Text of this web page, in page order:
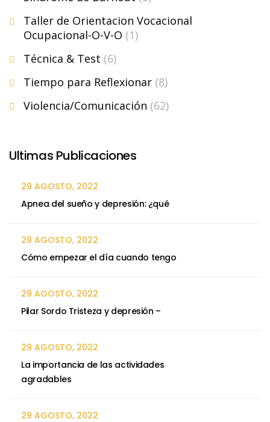
Taller de Orientacion Vocacional
Ocupacional-O-V-O (1)
Técnica & Test (6)
Tiempo para Reflexionar (8)
Violencia/Comunicación (62)
Ultimas Publicaciones
29 AGOSTO, 2022
Apnea del sueño y depresión: ¿qué
29 AGOSTO, 2022
Cómo empezar el día cuando tengo
29 AGOSTO, 2022
Pilar Sordo Tristeza y depresión –
29 AGOSTO, 2022
La importancia de las actividades
agradables
29 AGOSTO, 2022